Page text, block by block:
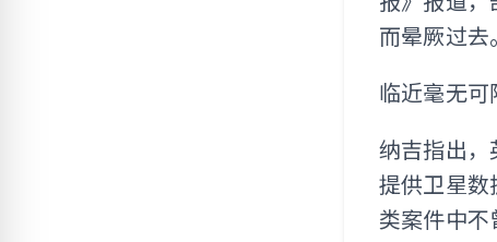
而晕厥过去。
临近毫无可
纳吉指出
提供卫星
类案件中